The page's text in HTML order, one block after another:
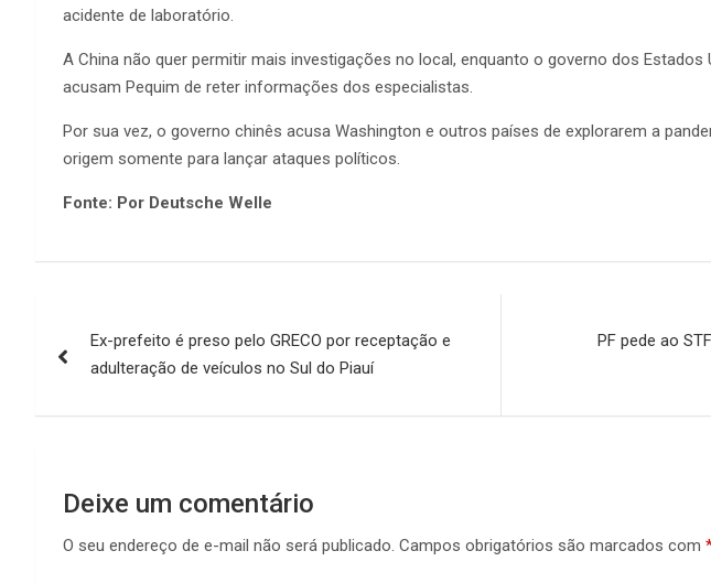
acidente de laboratório.
A China não quer permitir mais investigações no local, enquanto o governo dos Estados
acusam Pequim de reter informações dos especialistas.
Por sua vez, o governo chinês acusa Washington e outros países de explorarem a
origem somente para lançar ataques políticos.
Fonte: Por Deutsche Welle
de
Post
Ex-prefeito é preso pelo GRECO por receptação e
adulteração de veículos no Sul do Piauí
PF pede ao
Deixe um comentário
O seu endereço de e-mail não será publicado. Campos obrigatórios são marcados com